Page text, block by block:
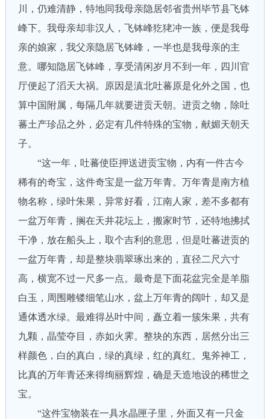
川，仍难清静，特地同我母亲隐居邻省贵州毕节县飞钵
峰下。我母亲却非汉人，飞钵峰犵狫冲一族，便是我母
亲的娘家，我父亲隐居飞钵峰，一半也是我母亲的主
意。哪知隐居飞钵峰，享受清闲岁月不到一年，四川官
厅便起了滔天大祸。原因是滇北吐蕃原是化外之国，也
算中国附属，每隔几年就要进贡天朝。进贡之物，除吐
蕃土产珍品之外，必定有几件特殊的宝物，献媚天朝天
子。
“这一年，吐蕃使臣押送进贡宝物，内有一件古今
稀有的奇宝，这件奇宝是一盆万年青。万年青是南方植
物名称，绿叶朱果，异常好看，江南人家，差不多都有
一盆万年青，搁在天井花坛上，搬家时节，还特地拂拭
干净，放在船头上，取个吉利的意思，但是吐蕃进贡的
一盆万年青，却是整块翡翠琢出来的，直径二尺六寸
高，横宽不过一尺多一点。最奇是下面花盆完全是羊脂
白玉，周围雕镂细笔山水，盆上万年青的阔叶，却又是
通体透水绿。最难得丛叶中间，矗立着一簇朱果，共有
九颗，晶莹夺目，赤如火霁。整块的东西，居然分出三
样颜色，白的真白，绿的真绿，红的真红。鬼斧神工，
比真的万年青还来得绚丽辉煌，确是天造地设的稀世之
宝。
“这件宝物装在一具水晶匣子里，外面又有一只金